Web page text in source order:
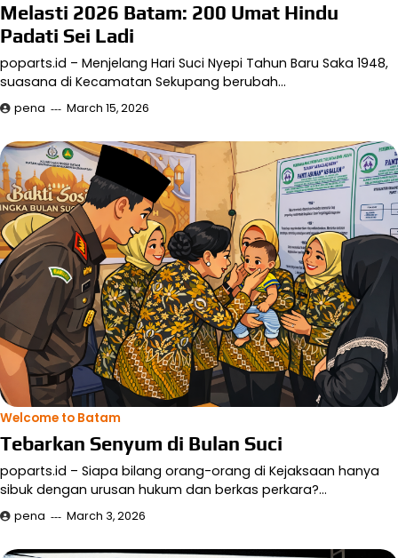
Melasti 2026 Batam: 200 Umat Hindu
Padati Sei Ladi
poparts.id – Menjelang Hari Suci Nyepi Tahun Baru Saka 1948,
suasana di Kecamatan Sekupang berubah…
pena March 15, 2026
Welcome to Batam
Tebarkan Senyum di Bulan Suci
poparts.id – Siapa bilang orang-orang di Kejaksaan hanya
sibuk dengan urusan hukum dan berkas perkara?…
pena March 3, 2026